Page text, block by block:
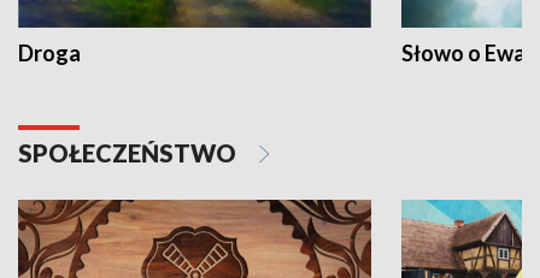
Droga Słowo o
SPOŁECZEŃSTWO